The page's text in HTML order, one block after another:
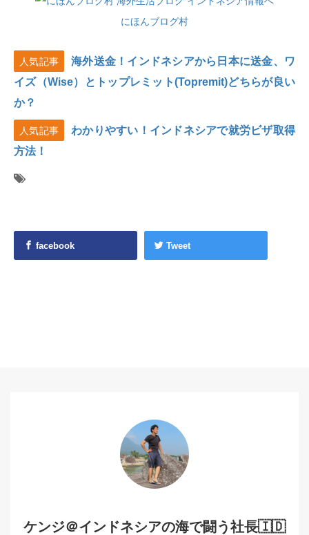
にほんブログ村
人気記事
海外送金！インドネシアから日本に送金、ワ
イズ（Wise）とトップレミット(Topremit)どちらが良い
か？
人気記事
わかりやすい！インドネシアで就労ビザ取得
方法！
facebook Tweet
ケンジ＠インドネシアの海で闘う社長🇮🇩